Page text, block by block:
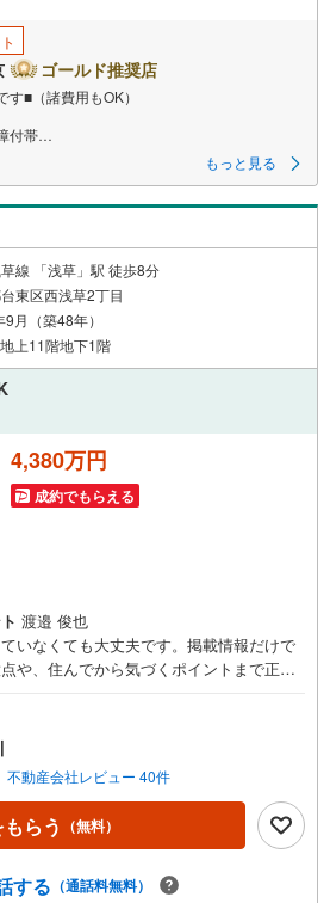
ゴールド推奨店
■（諸費用もOK）
付帯
ン対象店舗】
ボーナスライトがもらえる
キャンペーン」の対象になります。
する」ボタンからお問い合わせください。
グインしてください。
と譲渡はできません。
はお気軽にどうぞ♪
受け付けております！
。
もっと見る
線 「浅草」駅 徒歩8分
東区西浅草2丁目
月（築48年）
上11階地下1階
4,380万円
成約でもらえる
渡邉 俊也
いなくても大丈夫です。掲載情報だけで
や、住んでから気づくポイントまで正直
伝えし、「納得して選ぶ」ためのサポー
ます。現地でしか分からないリアルな情
に後悔しない住まい探しを進めていきま
気軽にご相談ください。【Yahoo！ 不動
対象店舗】当店で物件を成約するとPayPay
がもらえる「Yahoo！ 不動産 物件ご成約キ
タンからお問い合わせください。※必ずYah
不動産会社レビュー 40件
らう （無料）
する （通話料無料）